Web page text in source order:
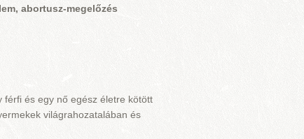
abortusz-megelőzés
férfi és egy nő egész életre kötött
világrahozatalában és